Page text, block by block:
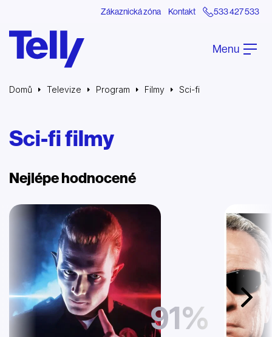
Zákaznická zóna Kontakt 533 427 533
Menu
Domů Televize Program Filmy Sci-fi
Sci-fi filmy
Nejlépe hodnocené
Další
91%